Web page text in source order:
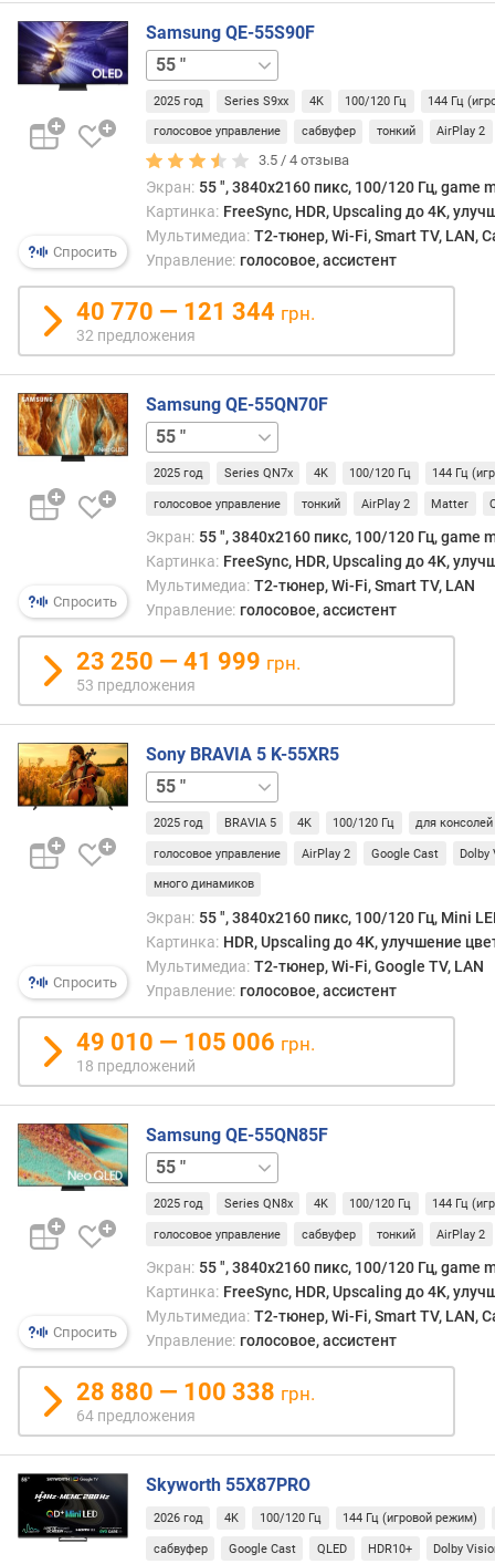
о
н
а
л
и
(
а
и
а
т
и
п
п
о
е
т
и
о
к
р
ы
т
и
а
н
а
р
а
з
р
е
ш
н
и
и
к
с
)
о
п
ц
и
Спросить
Samsung QE-55S90F
42 "48 " 83 "
2025 год Series S9xx 4K 100/120 Гц 144 Гц
голосовое управление сабвуфер тонкий AirPlay 2
3.5 /4 отзыва
Экран: 55 ", 3840x2160 пикс, 100/120 Гц, game
Картинка: FreeSync, HDR, Upscaling до 4K,
Мультимедиа: T2-тюнер, Wi-Fi, Smart TV, LAN,
Управление: голосовое, ассистент
40 770 — 121 344 грн.
32 предложения
Спросить
Samsung QE-55QN70F
65 "75 "
2025 год Series QN7x 4K 100/120 Гц 144 Гц
голосовое управление тонкий AirPlay 2 Matter
Экран: 55 ", 3840x2160 пикс, 100/120 Гц, game
Картинка: FreeSync, HDR, Upscaling до 4K,
Мультимедиа: T2-тюнер, Wi-Fi, Smart TV, LAN
Управление: голосовое, ассистент
23 250 — 41 999 грн.
53 предложения
Спросить
Sony BRAVIA 5 K-55XR5
65 "75 "
2025 год BRAVIA 5 4K 100/120 Гц для
голосовое управление AirPlay 2 Google Cast Dolby
много динамиков
Экран: 55 ", 3840x2160 пикс, 100/120 Гц, Mini
Картинка: HDR, Upscaling до 4K, улучшение
Мультимедиа: T2-тюнер, Wi-Fi, Google TV, LAN
Управление: голосовое, ассистент
49 010 — 105 006 грн.
18 предложений
Спросить
Samsung QE-55QN85F
65 "75 "
2025 год Series QN8x 4K 100/120 Гц 144 Гц
голосовое управление сабвуфер тонкий AirPlay 2
Экран: 55 ", 3840x2160 пикс, 100/120 Гц, game
Картинка: FreeSync, HDR, Upscaling до 4K,
Мультимедиа: T2-тюнер, Wi-Fi, Smart TV, LAN,
Управление: голосовое, ассистент
28 880 — 100 338 грн.
64 предложения
Skyworth 55X87PRO
2026 год 4K 100/120 Гц 144 Гц (игровой режим)
сабвуфер Google Cast QLED HDR10+ Dolby